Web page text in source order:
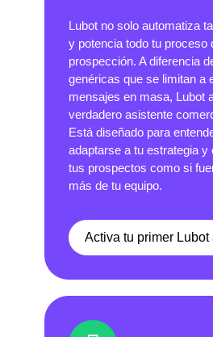
Lubot no solo automatiza
y potencia todo tu proceso
prospección. A diferencia
genéricas que se limitan a
mensajes en masa, Lubot
verdadero asistente
Está diseñado para
adaptarse a tu estrategia
tus prospectos como si
más de tu equipo.
Activa tu primer Lubot